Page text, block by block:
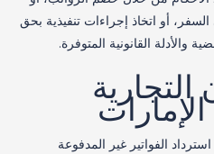
أو اتخاذ إجراءات تنفيذية بحق
القانونية المتوفرة.
الفواتير غير المدفوعة